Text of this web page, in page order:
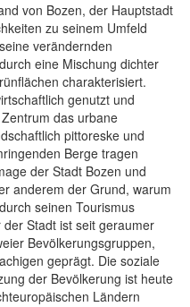
von Bozen, der Hauptstadt
zu seinem Umfeld
verändernden
eine Mischung dichter
charakterisiert.
genutzt und
das urbane
pittoreske und
Berge tragen
der Stadt Bozen und
anderem der Grund, warum
seinen Tourismus
Stadt ist seit geraumer
Bevölkerungsgruppen,
geprägt. Die soziale
der Bevölkerung ist heute
Ländern